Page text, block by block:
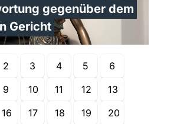
gegenüber dem
Gericht
2 3 4 5
6
9 10 11 12
13
16 17 18 19
20